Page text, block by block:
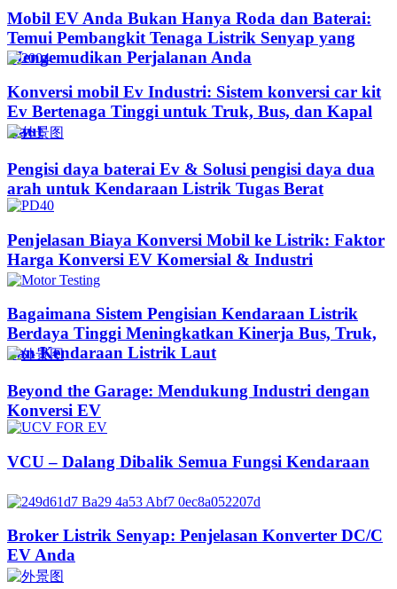
Mobil EV Anda Bukan Hanya Roda dan Baterai:
Temui Pembangkit Tenaga Listrik Senyap yang
Mengemudikan Perjalanan Anda
Konversi mobil Ev Industri: Sistem konversi car kit
Ev Bertenaga Tinggi untuk Truk, Bus, dan Kapal
Laut
Pengisi daya baterai Ev & Solusi pengisi daya dua
arah untuk Kendaraan Listrik Tugas Berat
Penjelasan Biaya Konversi Mobil ke Listrik: Faktor
Harga Konversi EV Komersial & Industri
Bagaimana Sistem Pengisian Kendaraan Listrik
Berdaya Tinggi Meningkatkan Kinerja Bus, Truk,
dan Kendaraan Listrik Laut
Beyond the Garage: Mendukung Industri dengan
Konversi EV
VCU – Dalang Dibalik Semua Fungsi Kendaraan
Broker Listrik Senyap: Penjelasan Konverter DC/C
EV Anda